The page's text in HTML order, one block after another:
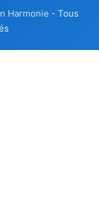
Harmonie - Tous